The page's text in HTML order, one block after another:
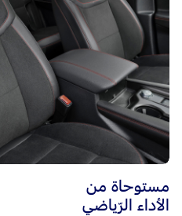
مستوحاة من
الأداء الرّياضي